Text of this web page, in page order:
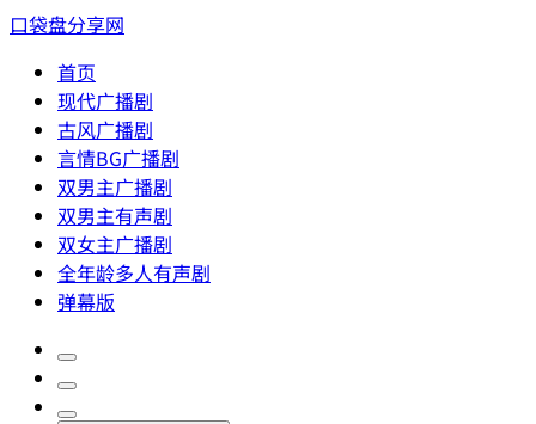
口袋盘分享网
首页
现代广播剧
古风广播剧
言情BG广播剧
双男主广播剧
双男主有声剧
双女主广播剧
全年龄多人有声剧
弹幕版